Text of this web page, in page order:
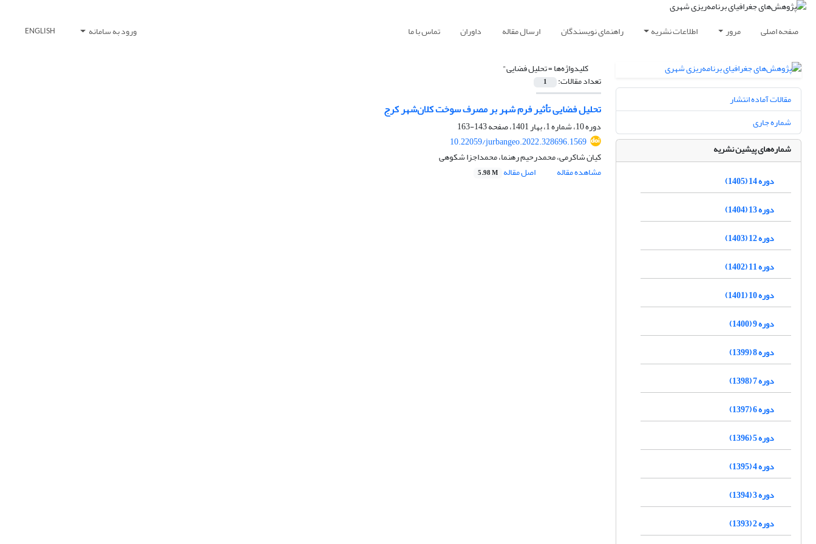
صفحه اصلی مرور اطلاعات نشریه راهنمای نویسندگان ارسال مقاله داوران تماس با ما ورود به سامانه ENGLISH
کلیدواژه‌ها =تحلیل فضایی"
تعداد مقالات: 1
تحلیل فضایی تأثیر فرم شهر بر مصرف سوخت کلان‌شهر کرج
دوره 10، شماره 1، بهار 1401، صفحه
143-163
10.22059/jurbangeo.2022.328696.1569
کیان شاکرمی، محمدرحیم رهنما، محمداجزا شکوهی
مشاهده مقاله
اصل مقاله 5.98 M
مقالات آماده انتشار
شماره جاری
شماره‌های پیشین نشریه
دوره 14 (1405)
دوره 13 (1404)
دوره 12 (1403)
دوره 11 (1402)
دوره 10 (1401)
دوره 9 (1400)
دوره 8 (1399)
دوره 7 (1398)
دوره 6 (1397)
دوره 5 (1396)
دوره 4 (1395)
دوره 3 (1394)
دوره 2 (1393)